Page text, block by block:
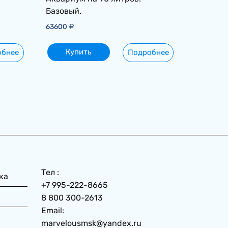
Базовый.
63600 Р
Купить Подробнее
Тел :
+7 995-222-8665
8 800 300-2613
Email:
marvelousmsk@yandex.ru